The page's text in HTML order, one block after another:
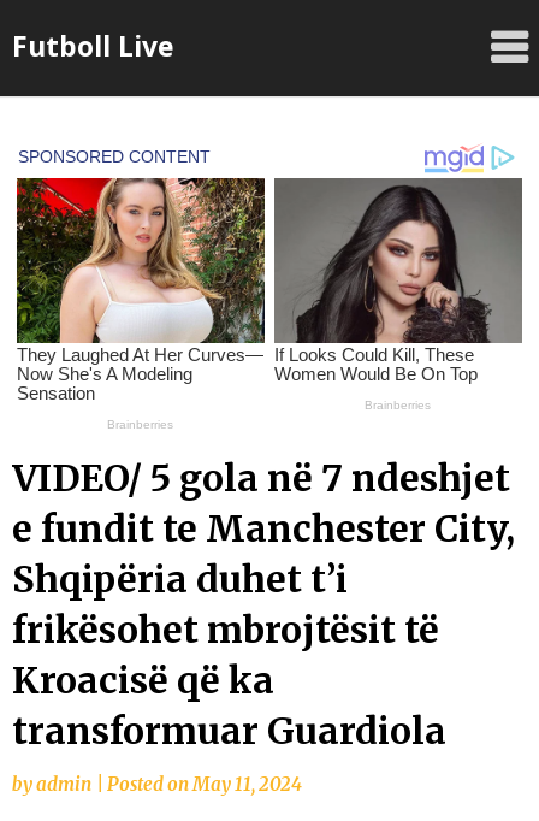
toFutboll Live
VIDEO/ 5 gola në 7 ndeshjet
e fundit te Manchester City,
Shqipëria duhet t’i
frikësohet mbrojtësit të
Kroacisë që ka
transformuar Guardiola
byadmin Posted onMay 11, 2024